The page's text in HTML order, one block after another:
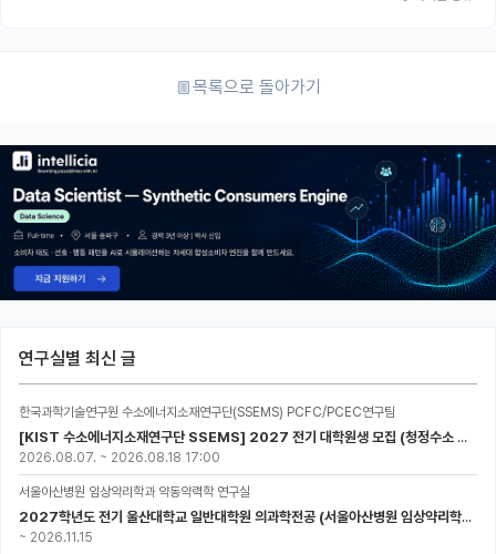
목록으로 돌아가기
연구실별 최신 글
한국과학기술연구원 수소에너지소재연구단(SSEMS) PCFC/PCEC연구팀
[KIST 수소에너지소재연구단 SSEMS] 2027 전기 대학원생 모집 (청정수소 생산/활용을 위한 프로톤 세라믹 전지)
2026.08.07. ~ 2026.08.18 17:00
서울아산병원 임상약리학과 약동약력학 연구실
2027학년도 전기 울산대학교 일반대학원 의과학전공 (서울아산병원 임상약리학과 약동약력학 연구실) 대학원생 모집공고
~ 2026.11.15